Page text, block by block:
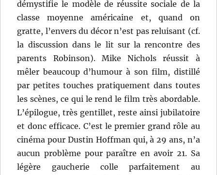
démystifie le modèle de réussite sociale de la
classe moyenne américaine et, quand on
gratte, l’envers du décor n’est pas reluisant (cf.
la discussion dans le lit sur la rencontre des
parents Robinson). Mike Nichols réussit à
mêler beaucoup d’humour à son film, distillé
par petites touches pratiquement dans toutes
les scènes, ce qui le rend le film très abordable.
L’épilogue, très gentillet, reste ainsi jubilatoire
et donc efficace. C’est le premier grand rôle au
cinéma pour Dustin Hoffman qui, à 29 ans, n’a
aucun problème pour paraître en avoir 21. Sa
légère gaucherie colle parfaitement au